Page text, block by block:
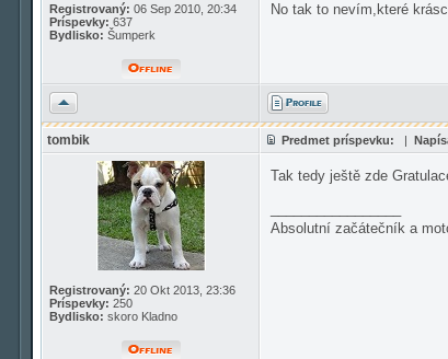
Registrovaný: 06 Sep 2010, 20:34
Príspevky: 637
Bydlisko: Šumperk
No tak to nevím,které
Hore
tombik Predmet príspevku: |
Registrovaný: 20 Okt 2013, 23:36
Príspevky: 250
Bydlisko: skoro Kladno
Tak tedy ještě zde
Absolutní začátečník a